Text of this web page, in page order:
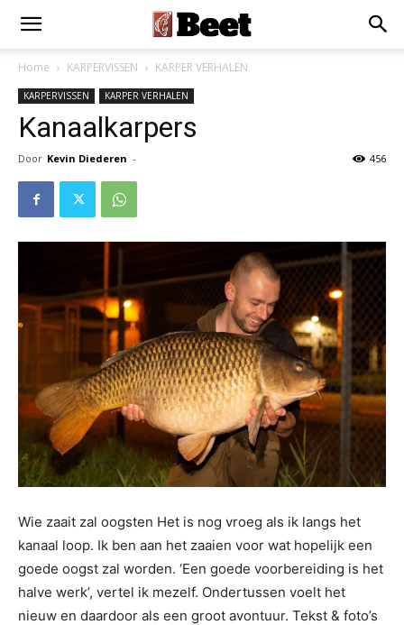
Home KARPERVISSEN KARPER VERHALEN
KARPERVISSEN KARPER VERHALEN
Kanaalkarpers
Door Kevin Diederen - 456
Wie zaait zal oogsten Het is nog vroeg als ik langs het
kanaal loop. Ik ben aan het zaaien voor wat hopelijk een
goede oogst zal worden. ‘Een goede voorbereiding is het
halve werk’, vertel ik mezelf. Ondertussen voelt het
nieuw en daardoor als een groot avontuur. Tekst & foto’s